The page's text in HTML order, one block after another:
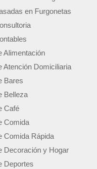
en Furgonetas
Alimentación
Atención Domiciliaria
Bares
Belleza
Café
Comida
Comida Rápida
Decoración y Hogar
Deportes